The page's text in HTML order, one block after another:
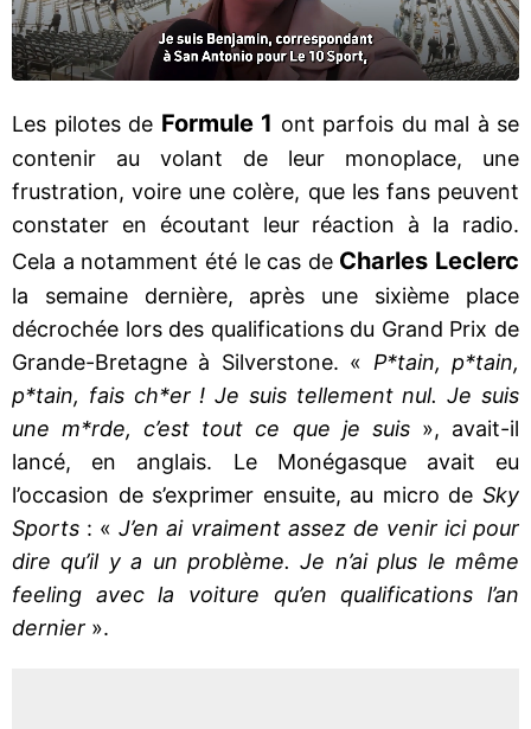
Les pilotes de Formule 1 ont parfois du mal à se
contenir au volant de leur monoplace, une
frustration, voire une colère, que les fans peuvent
constater en écoutant leur réaction à la radio.
Cela a notamment été le cas de Charles Leclerc
la semaine dernière, après une sixième place
décrochée lors des qualifications du Grand Prix de
Grande-Bretagne à Silverstone. « P*tain, p*tain,
p*tain, fais ch*er ! Je suis tellement nul. Je suis
une m*rde, c’est tout ce que je suis », avait-il
lancé, en anglais. Le Monégasque avait eu
l’occasion de s’exprimer ensuite, au micro de Sky
Sports : «J’en ai vraiment assez de venir ici pour
dire qu’il y a un problème. Je n’ai plus le même
feeling avec la voiture qu’en qualifications l’an
dernier ».